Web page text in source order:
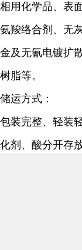
相用化学品、表
氨羧络合剂、无
金及无氰电镀扩
树脂等。
储运方式：
包装完整、轻装
化剂、酸分开存